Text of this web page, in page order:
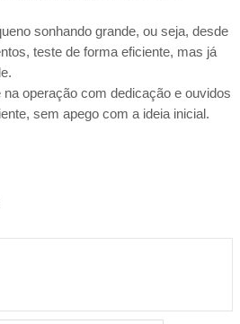
sonhando grande, ou seja, desde
teste de forma eficiente, mas já
operação com dedicação e ouvidos
sem apego com a ideia inicial.